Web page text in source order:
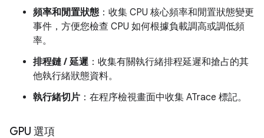
頻率和閒置狀態：收集 CPU 核心頻率和閒置狀態變更
事件，方便您檢查 CPU 如何根據負載調高或調低頻
率。
排程鏈 / 延遲 ：收集有關執行緒排程延遲和搶占的其
他執行緒狀態資料。
執行緒切片 ：在程序檢視畫面中收集 ATrace 標記。
GPU 選項